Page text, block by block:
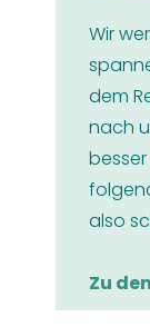
Wir
dem
nach
also
Zu